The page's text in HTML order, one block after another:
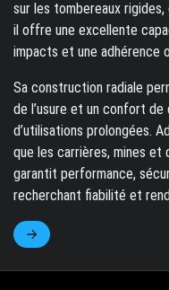
sur les tombereaux
il offre une excellente
impacts et une adhérence
Sa construction radiale
de l’usure et un confort de
d’utilisations prolongées.
que les carrières, mines et
garantit performance,
recherchant fiabilité et